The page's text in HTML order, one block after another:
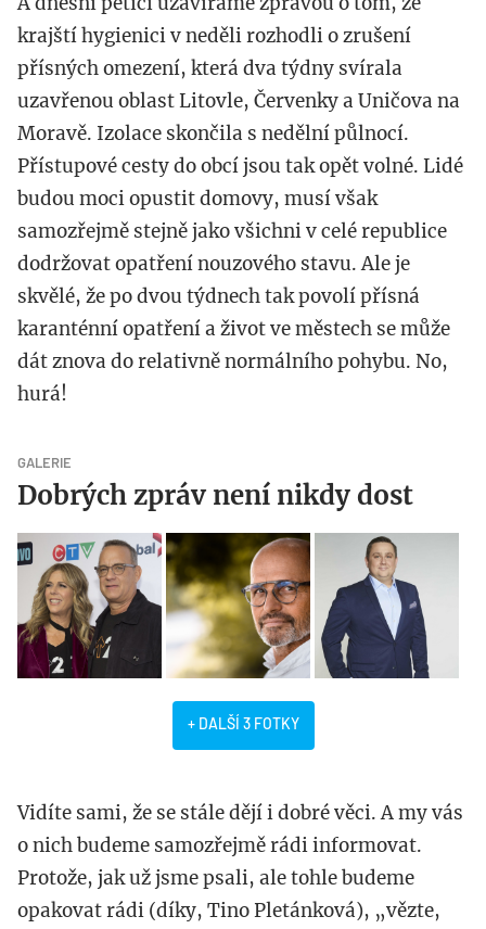
krajští hygienici v neděli rozhodli o zrušení
přísných omezení, která dva týdny svírala
uzavřenou oblast Litovle, Červenky a Uničova na
Moravě. Izolace skončila s nedělní půlnocí.
Přístupové cesty do obcí jsou tak opět volné. Lidé
budou moci opustit domovy, musí však
samozřejmě stejně jako všichni v celé republice
dodržovat opatření nouzového stavu. Ale je
skvělé, že po dvou týdnech tak povolí přísná
karanténní opatření a život ve městech se může
dát znova do relativně normálního pohybu. No,
hurá!
GALERIE
Dobrých zpráv není nikdy dost
+ DALŠÍ 3 FOTKY
Vidíte sami, že se stále dějí i dobré věci. A my vás
o nich budeme samozřejmě rádi informovat.
Protože, jak už jsme psali, ale tohle budeme
opakovat rádi (díky, Tino Pletánková), „vězte,